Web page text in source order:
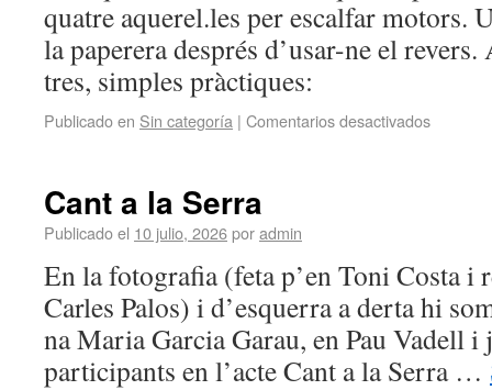
quatre aquerel.les per escalfar motors.
la paperera després d’usar-ne el
tres, simples pràctiques:
Publicado en Sin categoría | Comentarios desactivados
Cant a la Serra
Publicado el 10 julio, 2026poradmin
En la fotografia (feta p’en Toni Costa i
Carles Palos) i d’esquerra a derta hi
na Maria Garcia Garau, en Pau Vadell i
participants en l’acte Cant a la Serra …